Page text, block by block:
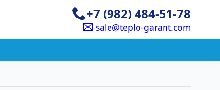
+7 (982) 484-51-78
sale@teplo-garant.com